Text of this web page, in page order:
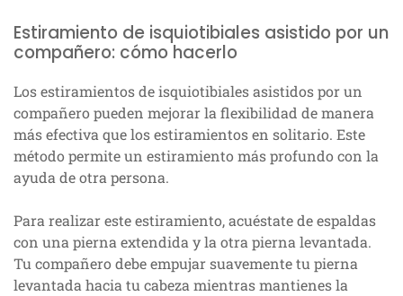
Estiramiento de isquiotibiales asistido por un
compañero: cómo hacerlo
Los estiramientos de isquiotibiales asistidos por un
compañero pueden mejorar la flexibilidad de manera
más efectiva que los estiramientos en solitario. Este
método permite un estiramiento más profundo con la
ayuda de otra persona.
Para realizar este estiramiento, acuéstate de espaldas
con una pierna extendida y la otra pierna levantada.
Tu compañero debe empujar suavemente tu pierna
levantada hacia tu cabeza mientras mantienes la